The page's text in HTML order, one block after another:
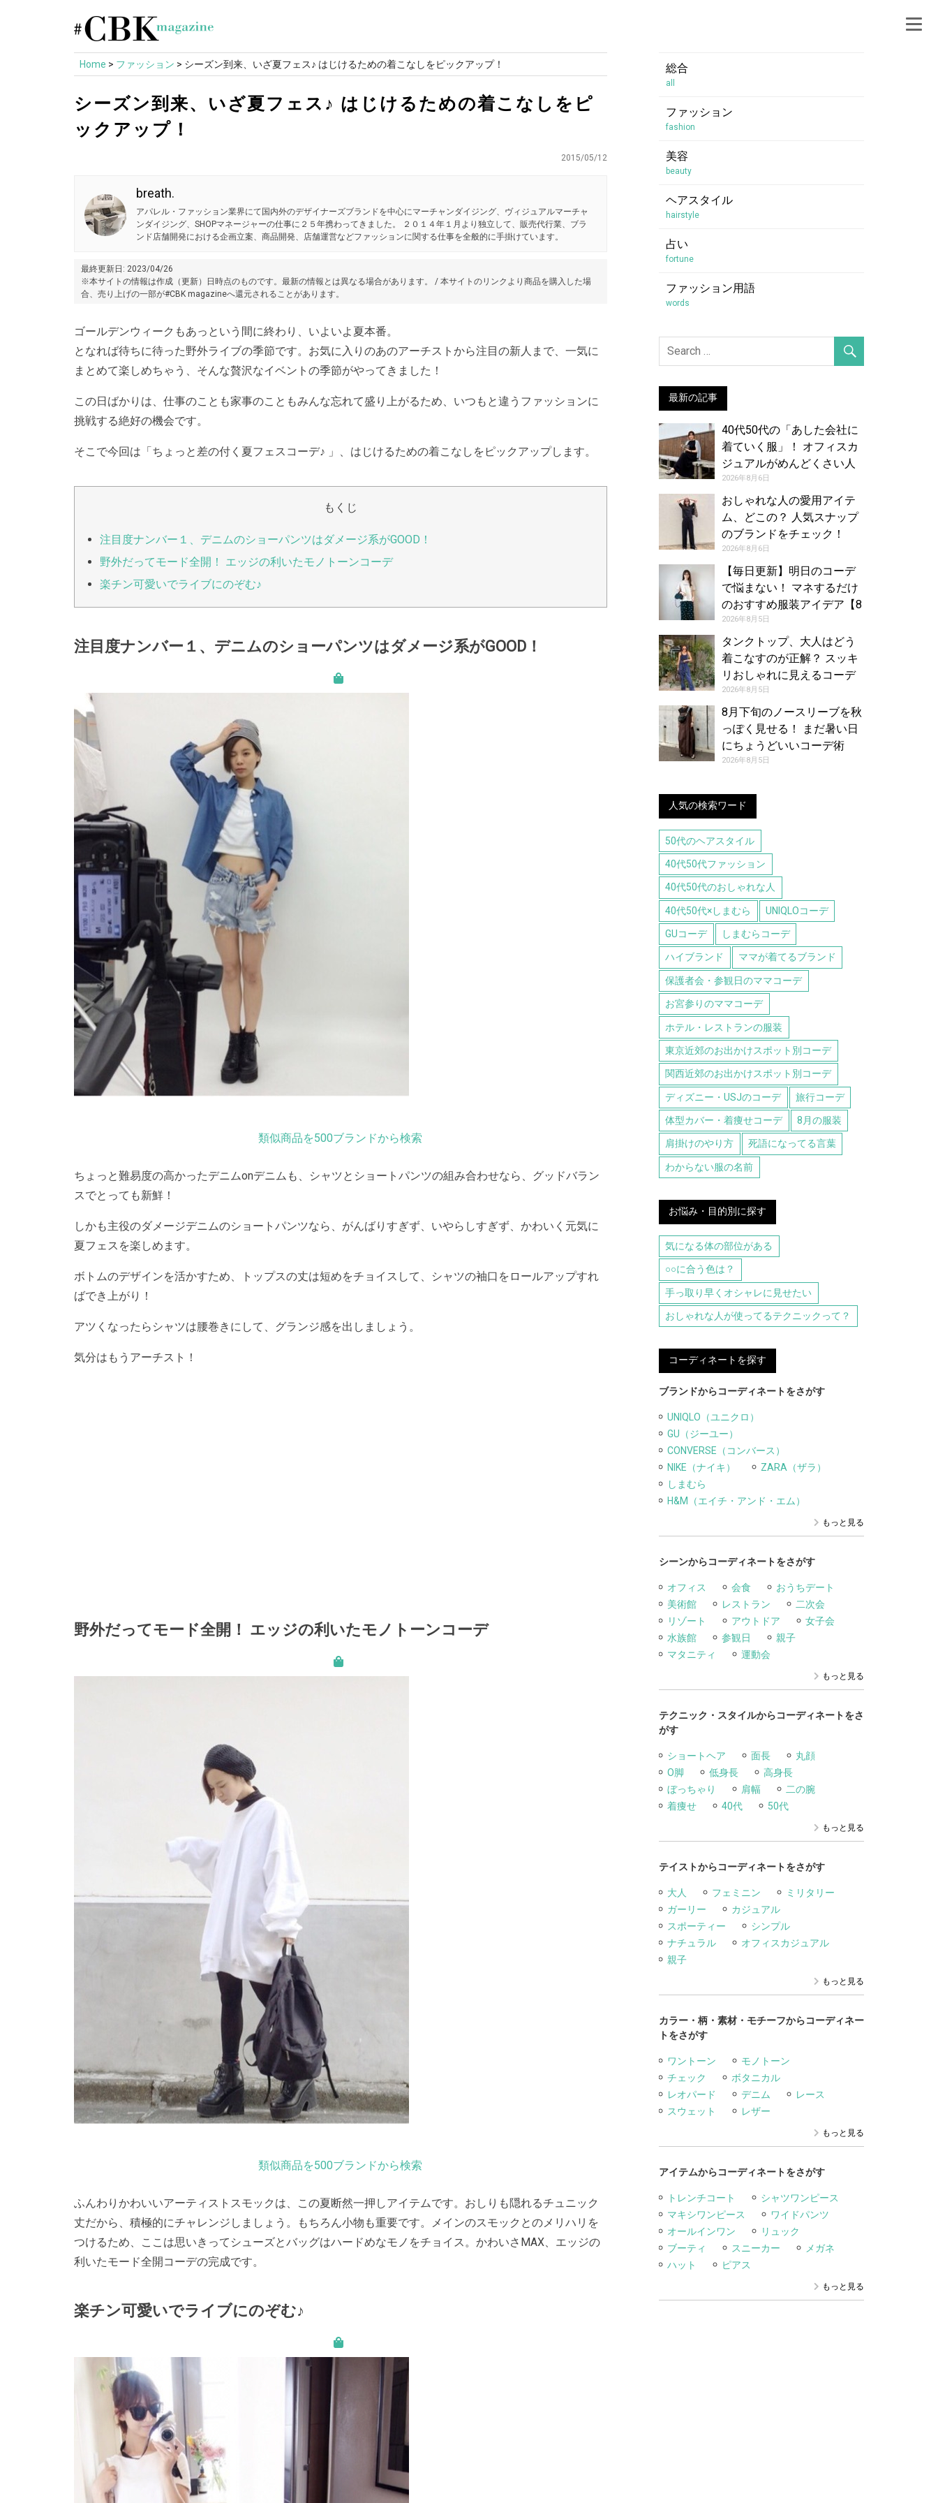
content
Home > ファッション > シーズン到来、いざ夏フェス♪ はじけるための着こなしをピックアップ！
シーズン到来、いざ夏フェス♪ はじけるための着こなしをピ
ックアップ！
2015/05/12
breath.
アパレル・ファッション業界にて国内外のデザイナーズブランドを中心にマーチャンダイジング、ヴィジュアルマーチャ
ンダイジング、SHOPマネージャーの仕事に２５年携わってきました。 ２０１４年１月より独立して、販売代行業、ブラ
ンド店舗開発における企画立案、商品開発、店舗運営などファッションに関する仕事を全般的に手掛けています。
最終更新日: 2023/04/26
※本サイトの情報は作成（更新）日時点のものです。最新の情報とは異なる場合があります。 / 本サイトのリンクより商品を購入した場
合、売り上げの一部が#CBK magazineへ還元されることがあります。
ゴールデンウィークもあっという間に終わり、いよいよ夏本番。
となれば待ちに待った野外ライブの季節です。お気に入りのあのアーチストから注目の新人まで、一気に
まとめて楽しめちゃう、そんな贅沢なイベントの季節がやってきました！
この日ばかりは、仕事のことも家事のこともみんな忘れて盛り上がるため、いつもと違うファッションに
挑戦する絶好の機会です。
そこで今回は「ちょっと差の付く夏フェスコーデ♪ 」、はじけるための着こなしをピックアップします。
もくじ
注目度ナンバー１、デニムのショーパンツはダメージ系がGOOD！
野外だってモード全開！ エッジの利いたモノトーンコーデ
楽チン可愛いでライブにのぞむ♪
注目度ナンバー１、デニムのショーパンツはダメージ系がGOOD！
類似商品を500ブランドから検索
ちょっと難易度の高かったデニムonデニムも、シャツとショートパンツの組み合わせなら、グッドバラン
スでとっても新鮮！
しかも主役のダメージデニムのショートパンツなら、がんばりすぎず、いやらしすぎず、かわいく元気に
夏フェスを楽しめます。
ボトムのデザインを活かすため、トップスの丈は短めをチョイスして、シャツの袖口をロールアップすれ
ばでき上がり！
アツくなったらシャツは腰巻きにして、グランジ感を出しましょう。
気分はもうアーチスト！
野外だってモード全開！ エッジの利いたモノトーンコーデ
類似商品を500ブランドから検索
ふんわりかわいいアーティストスモックは、この夏断然一押しアイテムです。おしりも隠れるチュニック
丈だから、積極的にチャレンジしましょう。もちろん小物も重要です。メインのスモックとのメリハリを
つけるため、ここは思いきってシューズとバッグはハードめなモノをチョイス。かわいさMAX、エッジの
利いたモード全開コーデの完成です。
楽チン可愛いでライブにのぞむ♪
総合
all
ファッション
fashion
美容
beauty
ヘアスタイル
hairstyle
占い
fortune
ファッション用語
words
最新の記事
40代50代の「あした会社に
着ていく服」！ オフィスカ
ジュアルがめんどくさい人
のお手本コーデ【8月7日
夏】
2026年8月6日
おしゃれな人の愛用アイテ
ム、どこの？ 人気スナップ
のブランドをチェック！
（2026年7月26日号）
2026年8月6日
【毎日更新】明日のコーデ
で悩まない！ マネするだけ
のおすすめ服装アイデア【8
月6日夏】
2026年8月5日
タンクトップ、大人はどう
着こなすのが正解？ スッキ
リおしゃれに見えるコーデ
アイデア【レディース】
2026年8月5日
8月下旬のノースリーブを秋
っぽく見せる！ まだ暑い日
にちょうどいいコーデ術
2026年8月5日
人気の検索ワード
50代のヘアスタイル
40代50代ファッション
40代50代のおしゃれな人
40代50代×しまむら UNIQLOコーデ
GUコーデ しまむらコーデ
ハイブランド ママが着てるブランド
保護者会・参観日のママコーデ
お宮参りのママコーデ
ホテル・レストランの服装
東京近郊のお出かけスポット別コーデ
関西近郊のお出かけスポット別コーデ
ディズニー・USJのコーデ 旅行コーデ
体型カバー・着痩せコーデ 8月の服装
肩掛けのやり方 死語になってる言葉
わからない服の名前
お悩み・目的別に探す
気になる体の部位がある
○○に合う色は？
手っ取り早くオシャレに見せたい
おしゃれな人が使ってるテクニックって？
コーディネートを探す
ブランドからコーディネートをさがす
UNIQLO（ユニクロ）
GU（ジーユー）
CONVERSE（コンバース）
NIKE（ナイキ）
ZARA（ザラ）
しまむら
H&M（エイチ・アンド・エム）
もっと見る
シーンからコーディネートをさがす
オフィス 会食
おうちデート
美術館
レストラン
二次会
リゾート
アウトドア
女子会
水族館
参観日
親子
マタニティ
運動会
もっと見る
テクニック・スタイルからコーディネートをさ
がす
ショートヘア 面長
丸顔
O脚
低身長
高身長
ぼっちゃり
肩幅
二の腕
着痩せ
40代 50代
もっと見る
テイストからコーディネートをさがす
大人 フェミニン
ミリタリー
ガーリー
カジュアル
スポーティー
シンプル
ナチュラル
オフィスカジュアル
親子
もっと見る
カラー・柄・素材・モチーフからコーディネー
トをさがす
ワントーン
モノトーン
チェック
ボタニカル
レオパード
デニム
レース
スウェット
レザー
もっと見る
アイテムからコーディネートをさがす
トレンチコート
シャツワンピース
マキシワンピース
ワイドパンツ
オールインワン
リュック
ブーティ
スニーカー
メガネ
ハット
ピアス
もっと見る